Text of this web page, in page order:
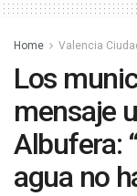
Home Valencia
Los
mensaje
Albufera:
agua no